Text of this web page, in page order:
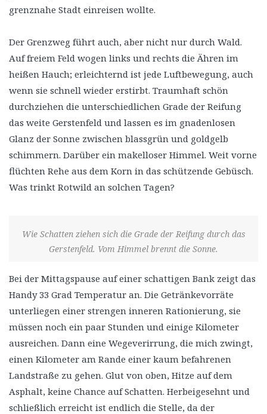
grenznahe Stadt einreisen wollte.
Der Grenzweg führt auch, aber nicht nur durch Wald.
Auf freiem Feld wogen links und rechts die Ähren im
heißen Hauch; erleichternd ist jede Luftbewegung, auch
wenn sie schnell wieder erstirbt. Traumhaft schön
durchziehen die unterschiedlichen Grade der Reifung
das weite Gerstenfeld und lassen es im gnadenlosen
Glanz der Sonne zwischen blassgrün und goldgelb
schimmern. Darüber ein makelloser Himmel. Weit vorne
flüchten Rehe aus dem Korn in das schützende Gebüsch.
Was trinkt Rotwild an solchen Tagen?
Wie Schatten ziehen sich die Grade der Reifung durch das
Gerstenfeld. Vom Himmel brennt die Sonne.
Bei der Mittagspause auf einer schattigen Bank zeigt das
Handy 33 Grad Temperatur an. Die Getränkevorräte
unterliegen einer strengen inneren Rationierung, sie
müssen noch ein paar Stunden und einige Kilometer
ausreichen. Dann eine Wegeverirrung, die mich zwingt,
einen Kilometer am Rande einer kaum befahrenen
Landstraße zu gehen. Glut von oben, Hitze auf dem
Asphalt, keine Chance auf Schatten. Herbeigesehnt und
schließlich erreicht ist endlich die Stelle, da der